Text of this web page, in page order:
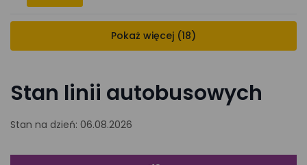
Pokaż więcej (18)
Stan linii autobusowych
Stan na dzień: 06.08.2026